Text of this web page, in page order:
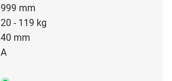
999 mm
20 - 119 kg
40 mm
A